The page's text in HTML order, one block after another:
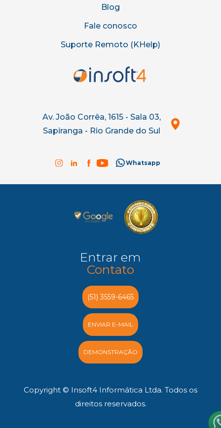
Blog
Fale conosco
Suporte Remoto (KHelp)
Av. João Corrêa, 1615 - Sala 03,
Sapiranga - Rio Grande do Sul
Whatsapp
Entrar em
Contato
(51) 3559-6465
ENVIAR E-MAIL
DEMONSTRAÇÃO
Copyright © Insoft4 Informática Ltda. Todos os
direitos reservados.